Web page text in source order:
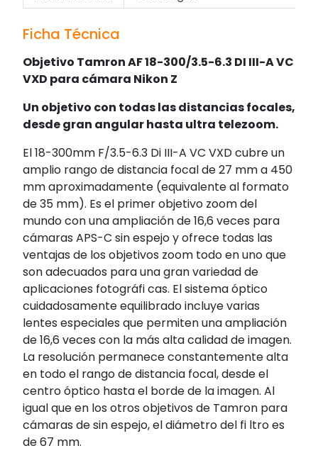
Ficha Técnica
Objetivo Tamron AF 18-300/3.5-6.3 DI III-A VC
VXD para cámara Nikon Z
Un objetivo con todas las distancias focales,
desde gran angular hasta ultra telezoom.
El 18-300mm F/3.5-6.3 Di III-A VC VXD cubre un
amplio rango de distancia focal de 27 mm a 450
mm aproximadamente (equivalente al formato
de 35 mm). Es el primer objetivo zoom del
mundo con una ampliación de 16,6 veces para
cámaras APS-C sin espejo y ofrece todas las
ventajas de los objetivos zoom todo en uno que
son adecuados para una gran variedad de
aplicaciones fotográfi cas. El sistema óptico
cuidadosamente equilibrado incluye varias
lentes especiales que permiten una ampliación
de 16,6 veces con la más alta calidad de imagen.
La resolución permanece constantemente alta
en todo el rango de distancia focal, desde el
centro óptico hasta el borde de la imagen. Al
igual que en los otros objetivos de Tamron para
cámaras de sin espejo, el diámetro del fi ltro es
de 67 mm.